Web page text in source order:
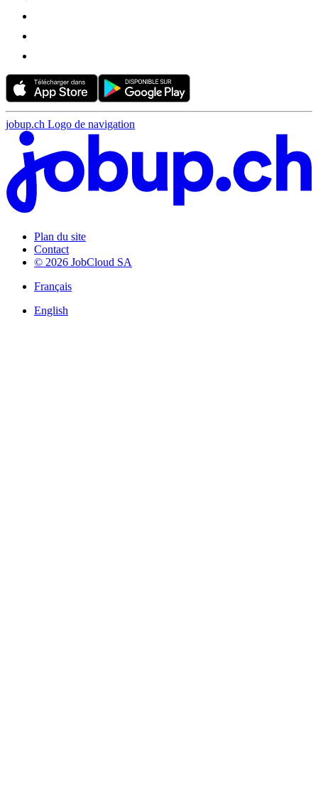
jobup.ch Logo de navigation
Plan du site
Contact
© 2026 JobCloud SA
Français
English